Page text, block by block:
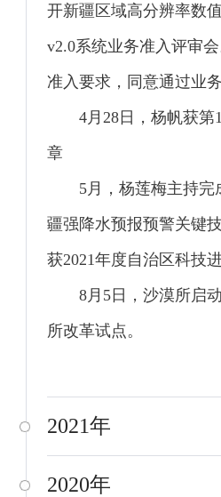
开新疆区域高分辨率数
v2.0系统业务准入评审
准入要求，同意通过业务
4月28日，杨帆获第
章
5月，杨莲梅主持完
疆强降水预报预警关键
获2021年度自治区科技
8月5日，沙漠所启
所改革试点。
2021年
2020年